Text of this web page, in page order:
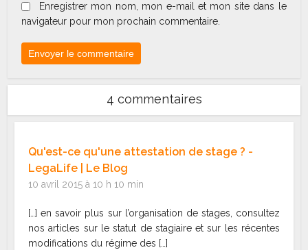
Enregistrer mon nom, mon e-mail et mon site dans le
navigateur pour mon prochain commentaire.
4 commentaires
Qu'est-ce qu'une attestation de stage ? -
LegaLife | Le Blog
10 avril 2015 à 10 h 10 min
[…] en savoir plus sur l’organisation de stages, consultez
nos articles sur le statut de stagiaire et sur les récentes
modifications du régime des […]